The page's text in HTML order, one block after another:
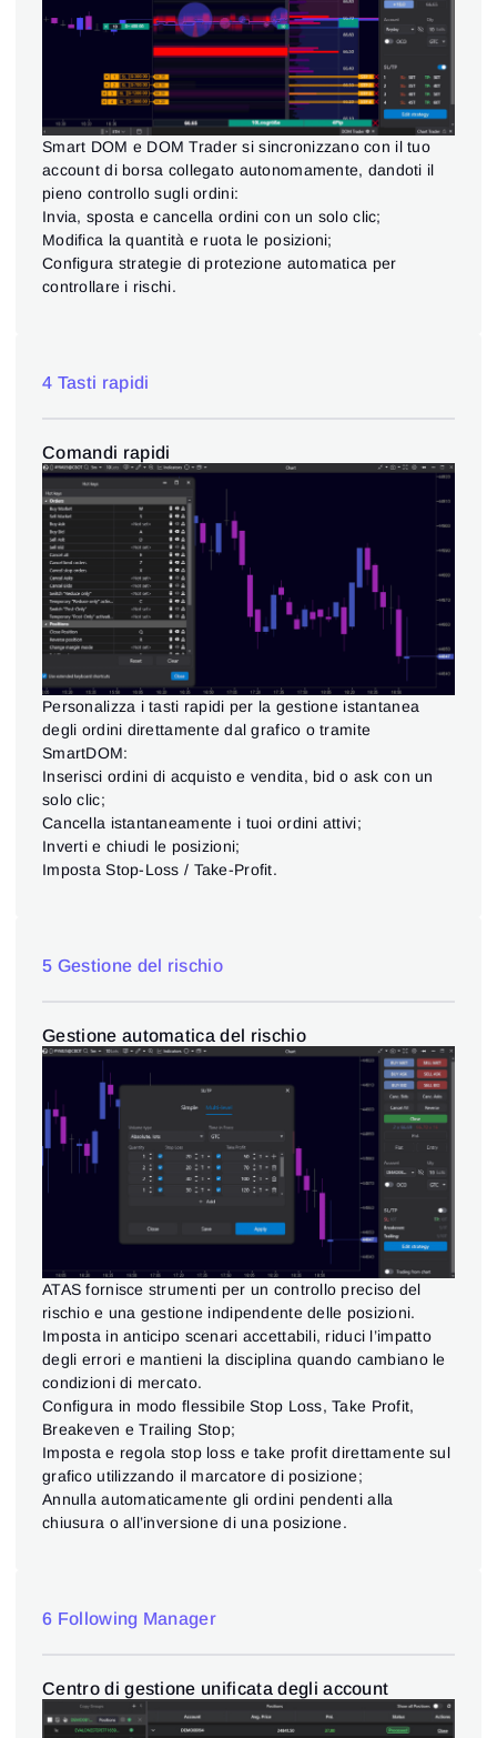
Smart DOM e DOM Trader si sincronizzano con il tuo
account di borsa collegato autonomamente, dandoti il
pieno controllo sugli ordini:
Invia, sposta e cancella ordini con un solo clic;
Modifica la quantità e ruota le posizioni;
Configura strategie di protezione automatica per
controllare i rischi.
4 Tasti rapidi
Comandi rapidi
Personalizza i tasti rapidi per la gestione istantanea
degli ordini direttamente dal grafico o tramite
SmartDOM:
Inserisci ordini di acquisto e vendita, bid o ask con un
solo clic;
Cancella istantaneamente i tuoi ordini attivi;
Inverti e chiudi le posizioni;
Imposta Stop-Loss / Take-Profit.
5 Gestione del rischio
Gestione automatica del rischio
ATAS fornisce strumenti per un controllo preciso del
rischio e una gestione indipendente delle posizioni.
Imposta in anticipo scenari accettabili, riduci l’impatto
degli errori e mantieni la disciplina quando cambiano le
condizioni di mercato.
Configura in modo flessibile Stop Loss, Take Profit,
Breakeven e Trailing Stop;
Imposta e regola stop loss e take profit direttamente sul
grafico utilizzando il marcatore di posizione;
Annulla automaticamente gli ordini pendenti alla
chiusura o all’inversione di una posizione.
6 Following Manager
Centro di gestione unificata degli account